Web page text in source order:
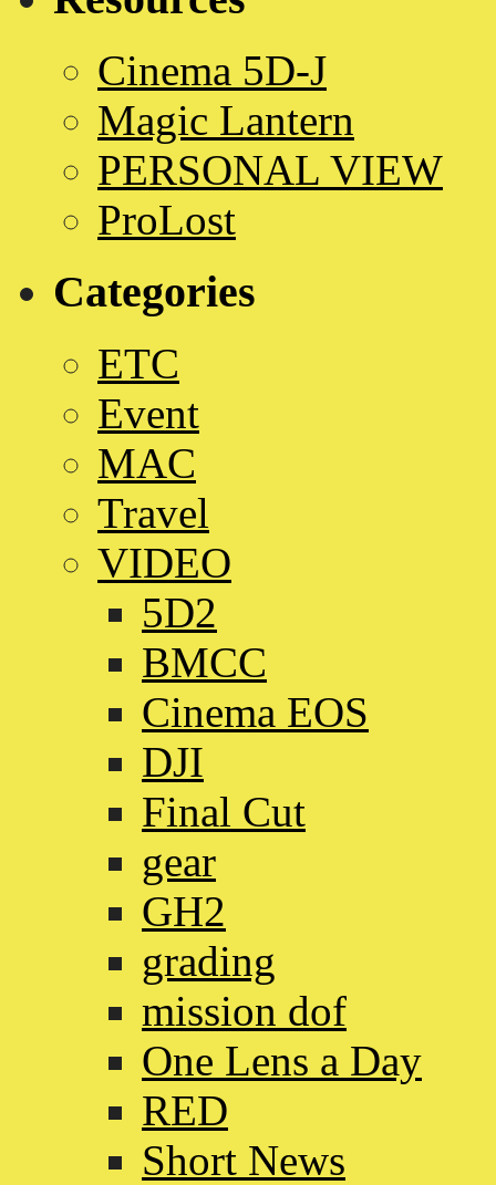
Cinema 5D-J
Magic Lantern
PERSONAL VIEW
ProLost
Categories
ETC
Event
MAC
Travel
VIDEO
5D2
BMCC
Cinema EOS
DJI
Final Cut
gear
GH2
grading
mission dof
One Lens a Day
RED
Short News